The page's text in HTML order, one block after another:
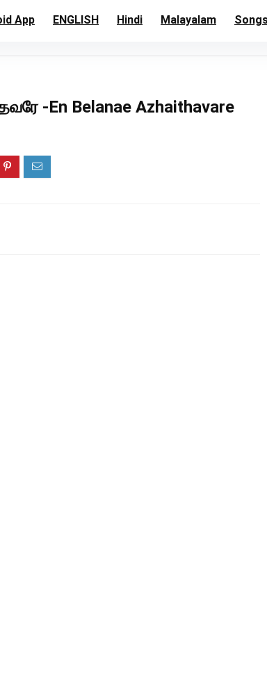
App ENGLISH Hindi Malayalam
-En Belanae Azhaithavare